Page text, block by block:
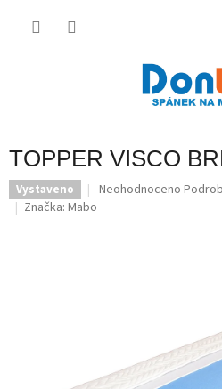
TOPPER VISCO
Vystaveno
Průměrné
Neohodnoceno
Značka: Mabo